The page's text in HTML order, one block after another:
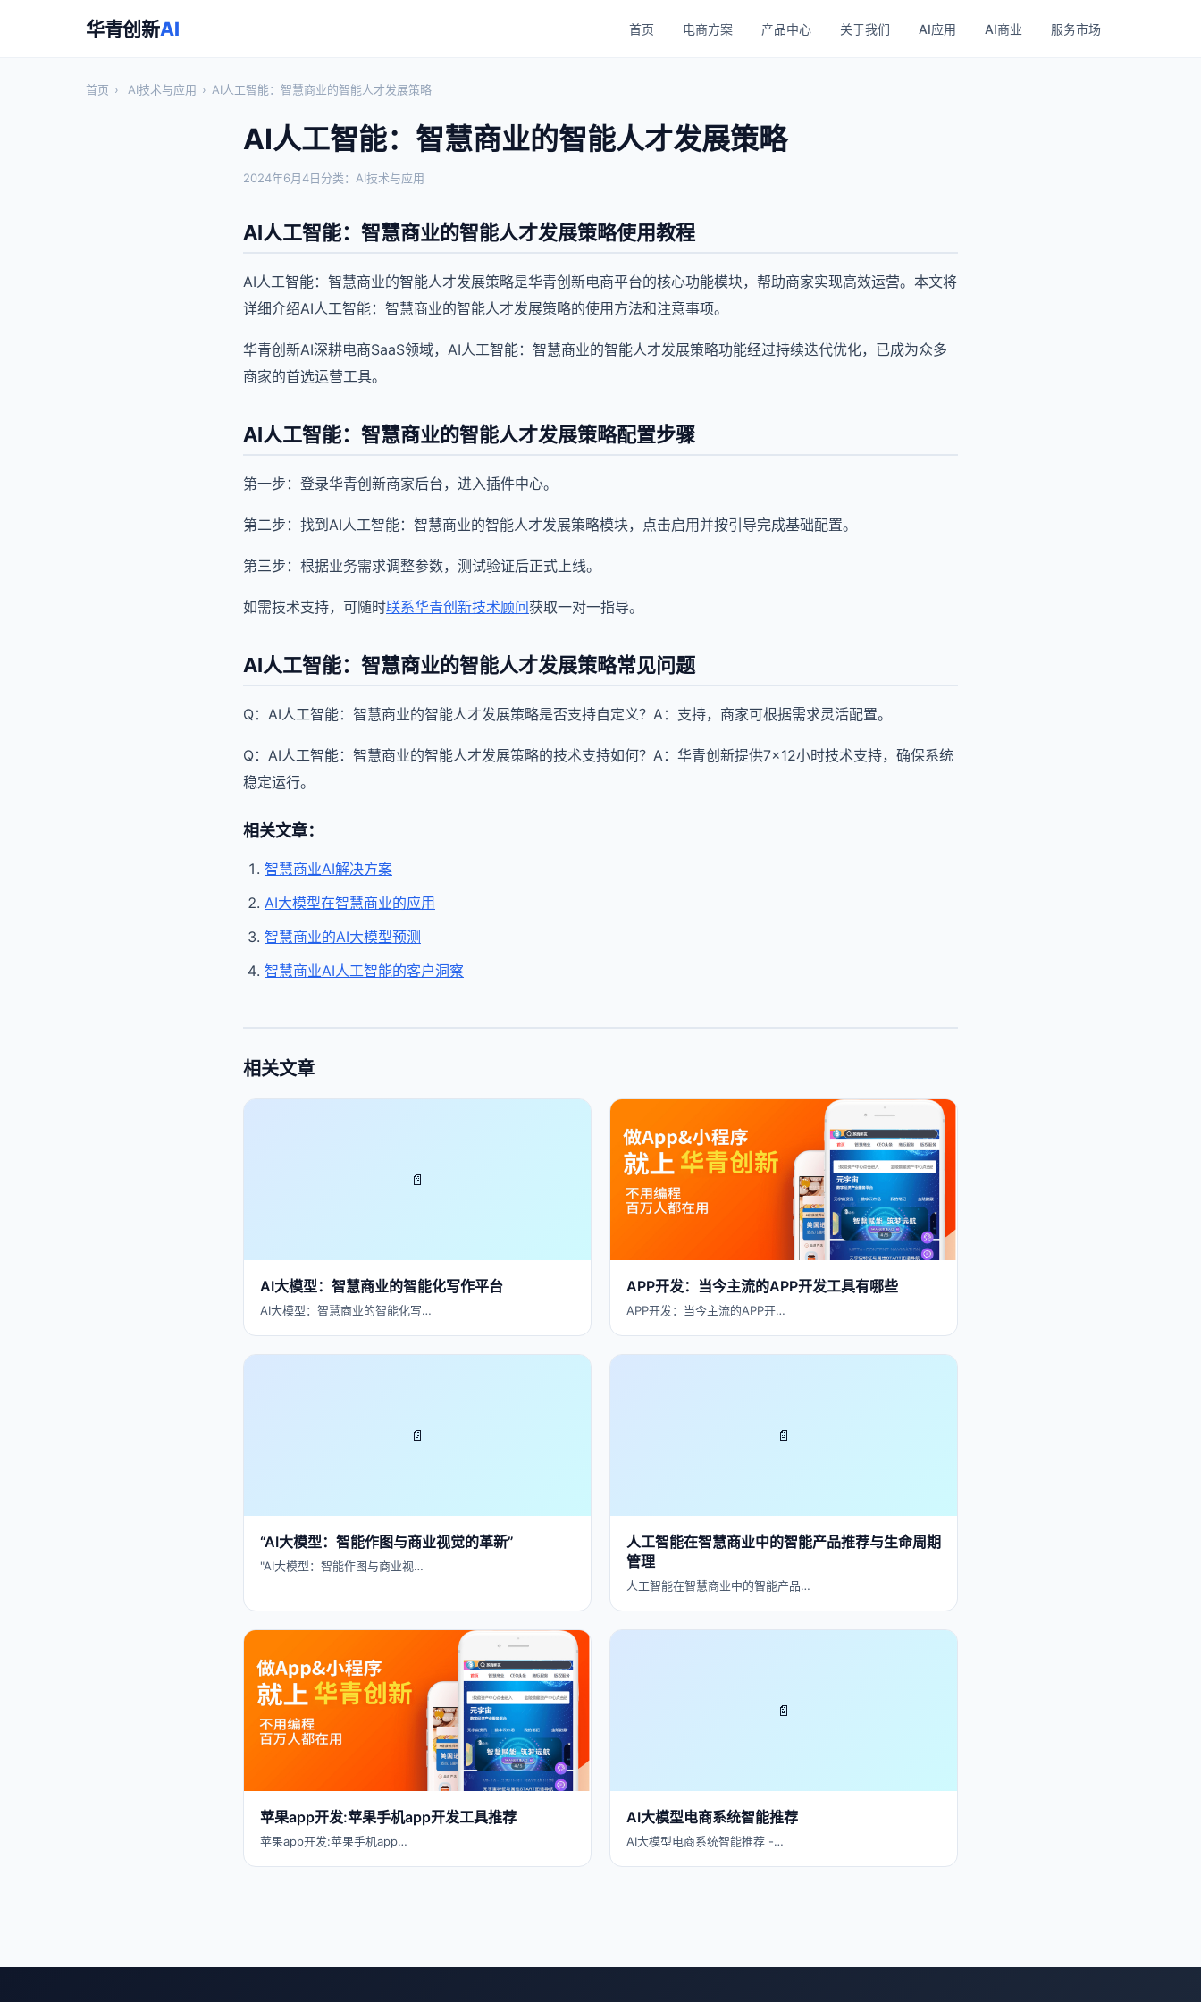
华青创新AI 首页 电商方案 产品中心 关于我们 AI应用 AI商业 服务市场
首页 › AI技术与应用 › AI人工智能：智慧商业的智能人才发展策略
AI人工智能：智慧商业的智能人才发展策略
2024年6月4日分类：AI技术与应用
AI人工智能：智慧商业的智能人才发展策略使用教程
AI人工智能：智慧商业的智能人才发展策略是华青创新电商平台的核心功能模块，帮助商家实现高效运营。本文将
详细介绍AI人工智能：智慧商业的智能人才发展策略的使用方法和注意事项。
华青创新AI深耕电商SaaS领域，AI人工智能：智慧商业的智能人才发展策略功能经过持续迭代优化，已成为众多
商家的首选运营工具。
AI人工智能：智慧商业的智能人才发展策略配置步骤
第一步：登录华青创新商家后台，进入插件中心。
第二步：找到AI人工智能：智慧商业的智能人才发展策略模块，点击启用并按引导完成基础配置。
第三步：根据业务需求调整参数，测试验证后正式上线。
如需技术支持，可随时联系华青创新技术顾问获取一对一指导。
AI人工智能：智慧商业的智能人才发展策略常见问题
Q：AI人工智能：智慧商业的智能人才发展策略是否支持自定义？A：支持，商家可根据需求灵活配置。
Q：AI人工智能：智慧商业的智能人才发展策略的技术支持如何？A：华青创新提供7×12小时技术支持，确保系统
稳定运行。
相关文章：
智慧商业AI解决方案
AI大模型在智慧商业的应用
智慧商业的AI大模型预测
智慧商业AI人工智能的客户洞察
相关文章
📄
AI大模型：智慧商业的智能化写作平台
AI大模型：智慧商业的智能化写…
APP开发：当今主流的APP开发工具有哪些
APP开发：当今主流的APP开…
📄
“AI大模型：智能作图与商业视觉的革新”
"AI大模型：智能作图与商业视…
📄
人工智能在智慧商业中的智能产品推荐与生命周期
管理
人工智能在智慧商业中的智能产品…
苹果app开发:苹果手机app开发工具推荐
苹果app开发:苹果手机app…
📄
AI大模型电商系统智能推荐
AI大模型电商系统智能推荐 -…